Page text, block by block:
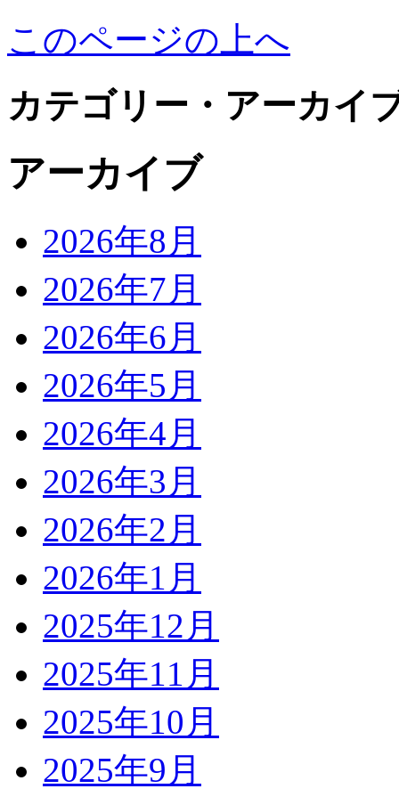
このページの上へ
カテゴリー・アーカイ
アーカイブ
2026年8月
2026年7月
2026年6月
2026年5月
2026年4月
2026年3月
2026年2月
2026年1月
2025年12月
2025年11月
2025年10月
2025年9月